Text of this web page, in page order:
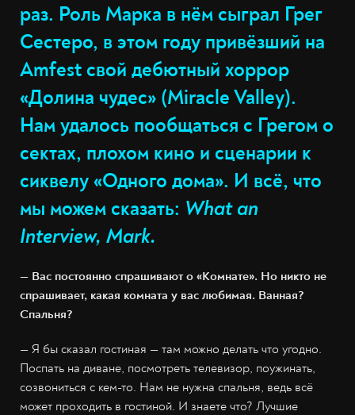
раз. Роль Марка в нём сыграл Грег
Сестеро, в этом году привёзший на
Amfest свой дебютный хоррор
«Долина чудес» (Miracle Valley).
Нам удалось пообщаться с Грегом о
сектах, плохом кино и сценарии к
сиквелу «Одного дома». И всё, что
мы можем сказать: What an
Interview, Mark.
— Вас постоянно спрашивают о «Комнате». Но никто не
спрашивает, какая комната у вас любимая. Ванная?
Спальня?
— Я бы сказал гостиная — там можно делать что угодно.
Поспать на диване, посмотреть телевизор, поужинать,
созвониться с кем-то. Нам не нужна спальня, ведь всё
может проходить в гостиной. И знаете что? Лучшие